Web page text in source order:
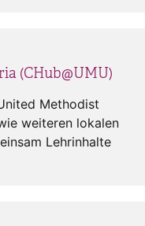
(CHub@UMU)
Methodist
weiteren lokalen
Lehrinhalte